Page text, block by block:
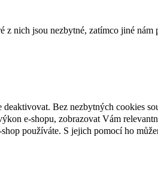
nich jsou nezbytné, zatímco jiné
deaktivovat. Bez nezbytných cookies
e-shopu, zobrazovat Vám
používáte. S jejich pomocí ho